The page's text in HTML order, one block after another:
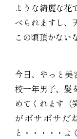
ような綺麗な花
べられますし、
この頃頂かない
今日、やっと美
校一年男子、髪
めてくれます（
がボサボサだ
と・・・・・よ